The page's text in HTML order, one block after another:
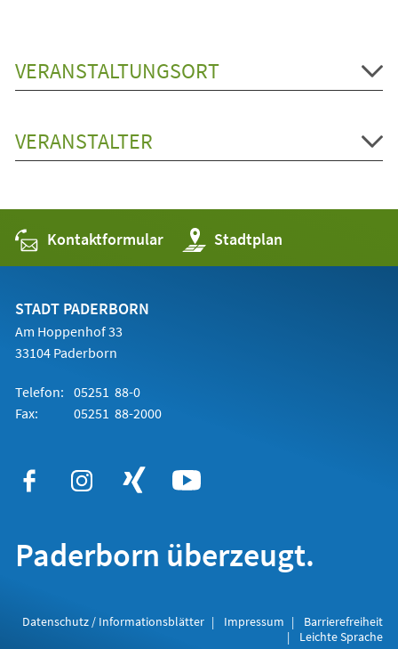
VERANSTALTUNGSORT
VERANSTALTER
Kontaktformular Stadtplan
(Öffnet
in
einem
STADT PADERBORN
Am Hoppenhof 33
33104 Paderborn
Telefon: 05251 88-0
Fax:
05251 88-2000
Paderborn überzeugt.
Datenschutz / Informationsblätter Impressum
Barrierefreiheit
Leichte Sprache